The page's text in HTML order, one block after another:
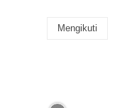
Mengikuti